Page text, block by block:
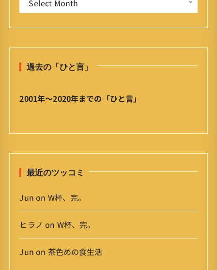
:
ひ
言
ア
イ
Select Month
過去の「ひと言」
2001年〜2020年までの「ひと言」
最近のツッコミ
Jun on W杯、完。
ヒラノ on W杯、完。
Jun on 茶色めの食生活